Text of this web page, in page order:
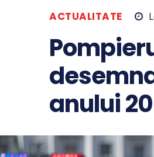
ACTUALITATE
anului